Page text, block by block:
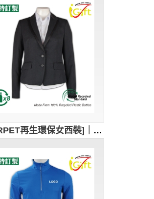
[訂製RPET再生環保女西裝]｜公司職員制服、銀行職員、晚宴制服｜翻領設計+搭配兩顆扣｜GRS認證環保回收紗｜可持續發展｜黑色職業女西裝｜BWS281